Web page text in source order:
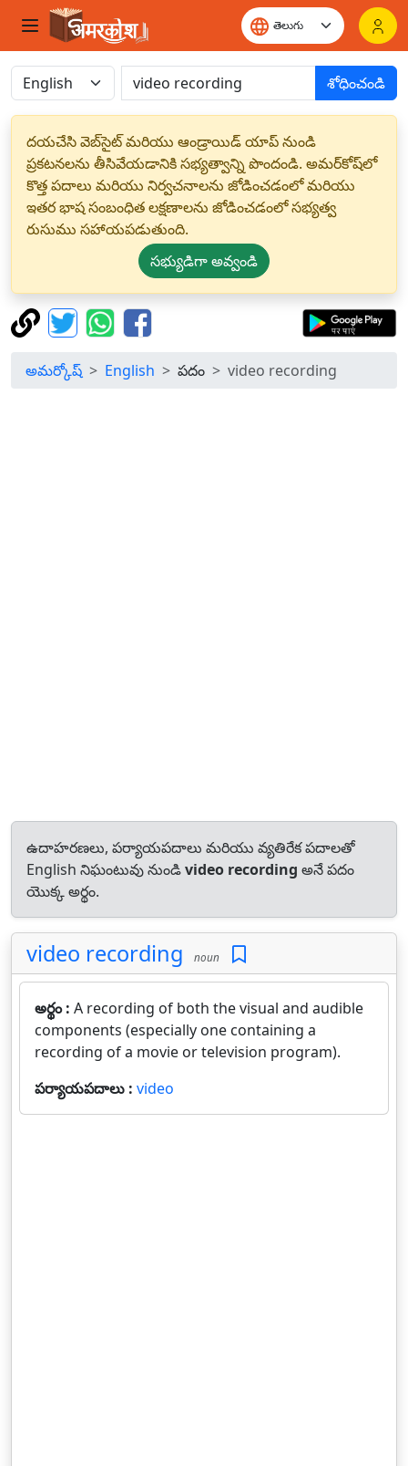
శోధించండి
దయచేసి వెబ్‌సైట్ మరియు ఆండ్రాయిడ్ యాప్ నుండి
ప్రకటనలను తీసివేయడానికి సభ్యత్వాన్ని పొందండి. అమర్‌కోష్‌లో
కొత్త పదాలు మరియు నిర్వచనాలను జోడించడంలో మరియు
ఇతర భాష సంబంధిత లక్షణాలను జోడించడంలో సభ్యత్వ
రుసుము సహాయపడుతుంది.
సభ్యుడిగా అవ్వండి
అమర్కోష్ English పదం video recording
ఉదాహరణలు, పర్యాయపదాలు మరియు వ్యతిరేక పదాలతో
English నిఘంటువు నుండిvideo recording అనే పదం
యొక్క అర్థం.
video recording noun
అర్థం : A recording of both the visual and audible
components (especially one containing a
recording of a movie or television program).
పర్యాయపదాలు : video